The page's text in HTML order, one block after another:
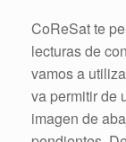
CoReSat te
lecturas de
vamos a
va permitir de
imagen de